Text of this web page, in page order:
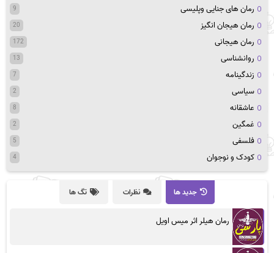
رمان های جنایی وپلیسی 9
رمان هیجان انگیز 20
رمان هیجانی 172
روانشناسی 13
زندگینامه 7
سیاسی 2
عاشقانه 8
غمگین 2
فلسفی 5
کودک و نوجوان 4
جدید ها نظرات تگ ها
رمان هیلر اثر میس اویل